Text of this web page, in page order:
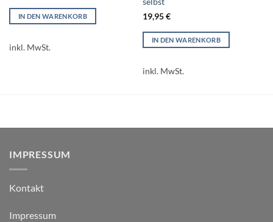
IN DEN WARENKORB
inkl. MwSt.
selbst
19,95€
IN DEN WARENKORB
inkl. MwSt.
IMPRESSUM
Kontakt
Impressum